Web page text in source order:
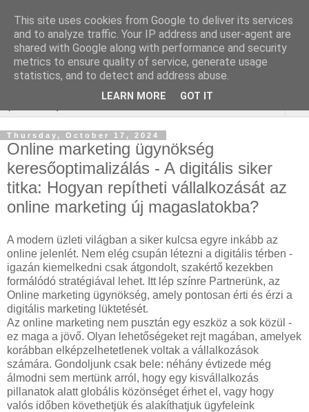
WordPress SEO
ügynökség
Thursday, October 17, 2024
Online marketing ügynökség
keresőoptimalizálás - A digitális siker
titka: Hogyan repítheti vállalkozását az
online marketing új magaslatokba?
A modern üzleti világban a siker kulcsa egyre inkább az
online jelenlét. Nem elég csupán létezni a digitális térben -
igazán kiemelkedni csak átgondolt, szakértő kezekben
formálódó stratégiával lehet. Itt lép színre Partnerünk, az
Online marketing ügynökség, amely pontosan érti és érzi a
digitális marketing lüktetését.
Az online marketing nem pusztán egy eszköz a sok közül -
ez maga a jövő. Olyan lehetőségeket rejt magában, amelyek
korábban elképzelhetetlenek voltak a vállalkozások
számára. Gondoljunk csak bele: néhány évtizede még
álmodni sem mertünk arról, hogy egy kisvállalkozás
pillanatok alatt globális közönséget érhet el, vagy hogy
valós időben követhetjük és alakíthatjuk ügyfeleink
This site uses cookies from Google to deliver its services
and to analyze traffic. Your IP address and user-agent are
shared with Google along with performance and security
metrics to ensure quality of service, generate usage
statistics, and to detect and address abuse.
LEARN MORE GOT IT